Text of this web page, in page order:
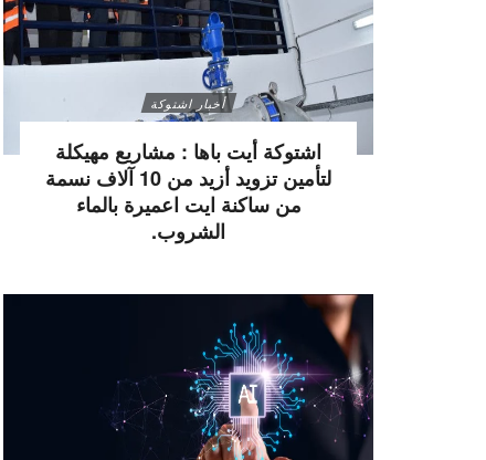
أخبار اشتوكة
اشتوكة أيت باها : مشاريع مهيكلة
لتأمين تزويد أزيد من 10 آلاف نسمة
من ساكنة ايت اعميرة بالماء
الشروب.